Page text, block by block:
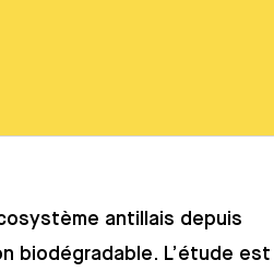
antillais depuis
biodégradable. L’étude est